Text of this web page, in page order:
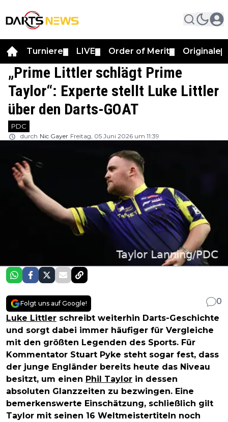
Turniere LIVE Order of Merit Originale
„Prime Littler schlägt Prime
Taylor“: Experte stellt Luke Littler
über den Darts-GOAT
PDC
durch Nic Gayer Freitag, 05 Juni 2026 um 11:39
Folgt uns auf Google!
0
Luke Littler schreibt weiterhin Darts-Geschichte
und sorgt dabei immer häufiger für Vergleiche
mit den größten Legenden des Sports. Für
Kommentator Stuart Pyke steht sogar fest, dass
der junge Engländer bereits heute das Niveau
besitzt, um einen Phil Taylor in dessen
absoluten Glanzzeiten zu bezwingen. Eine
bemerkenswerte Einschätzung, schließlich gilt
Taylor mit seinen 16 Weltmeistertiteln noch